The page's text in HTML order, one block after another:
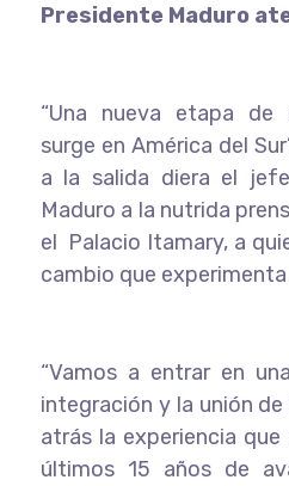
Presidente Maduro
“Una nueva etapa de
surge en América del
a la salida diera el
Maduro a la nutrida
el Palacio Itamary, a
cambio que
“Vamos a entrar en
integración y la unión
atrás la experiencia
últimos 15 años de